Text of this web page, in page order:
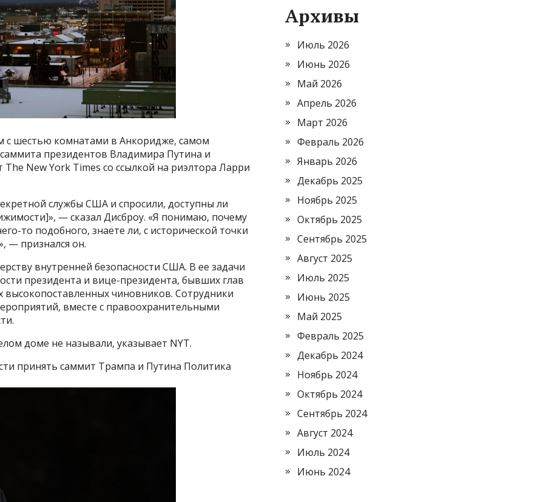
с шестью комнатами в Анкоридже, самом
президентов Владимира Путина и
New York Times со ссылкой на риэлтора Ларри
службы США и спросили, доступны ли
— сказал Дисброу. «Я понимаю, почему
то подобного, знаете ли, с исторической точки
— признался он.
внутренней безопасности США. В ее задачи
президента и вице-президента, бывших глав
высокопоставленных чиновников. Сотрудники
вместе с правоохранительными
доме не называли, указывает NYT.
принять саммит Трампа и Путина Политика
Архивы
Июль 2026
Июнь 2026
Май 2026
Апрель 2026
Март 2026
Февраль 2026
Январь 2026
Декабрь 2025
Ноябрь 2025
Октябрь 2025
Сентябрь 2025
Август 2025
Июль 2025
Июнь 2025
Май 2025
Февраль 2025
Декабрь 2024
Ноябрь 2024
Октябрь 2024
Сентябрь 2024
Август 2024
Июль 2024
Июнь 2024